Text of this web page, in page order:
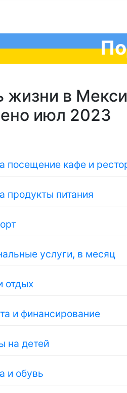
жизни в
июл 2023
посещение кафе и
продукты питания
услуги, в месяц
отдых
и финансирование
на детей
и обувь